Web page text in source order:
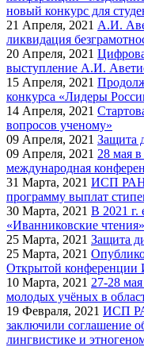
новый конкурс для
21 Апреля, 2021 А.И.
ликвидация
20 Апреля, 2021
выступление А.И.
15 Апреля, 2021
конкурса «Лидеры
14 Апреля, 2021
вопросов ученому»
09 Апреля, 2021 Защита
09 Апреля, 2021 28 мая
международная
31 Марта, 2021 ИСП РАН
программу выплат
30 Марта, 2021 В 2021 г.
«Иванниковские
25 Марта, 2021 Защита
25 Марта, 2021
Открытой
10 Марта, 2021 27-28
молодых учёных в
19 Февраля, 2021 ИСП
заключили соглашение
лингвистике и